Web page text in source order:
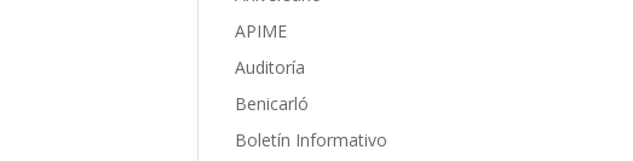
APIME
Auditoría
Benicarló
Boletín Informativo